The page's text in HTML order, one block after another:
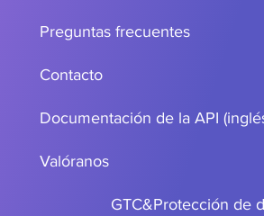
Preguntas frecuentes
Contacto
Documentación de la API
Valóranos
GTC&Protección de